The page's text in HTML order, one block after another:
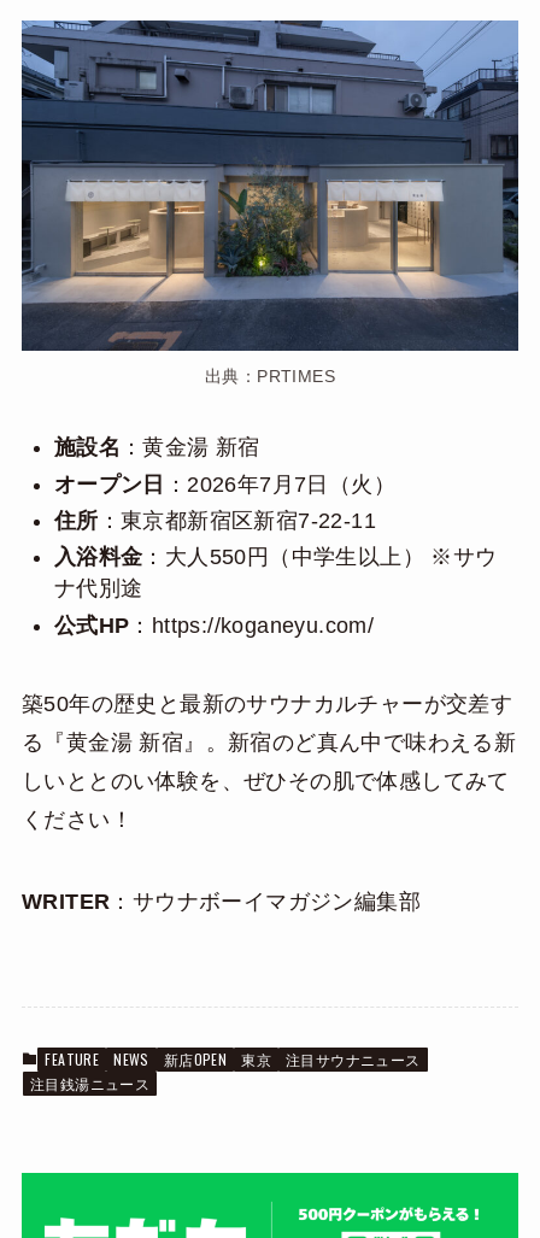
出典：PRTIMES
施設名 ：黄金湯 新宿
オープン日
：2026年7月7日（火）
住所 ：東京都新宿区新宿7-22-11
入浴料金 ：大人550円（中学生以上） ※サウ
ナ代別途
公式HP ： https://koganeyu.com/
築50年の歴史と最新のサウナカルチャーが交差す
る『黄金湯 新宿』。新宿のど真ん中で味わえる新
しいととのい体験を、ぜひその肌で体感してみて
ください！
WRITER ：サウナボーイマガジン編集部
FEATURE NEWS 新店OPEN 東京
注目サウナニュース
注目銭湯ニュース